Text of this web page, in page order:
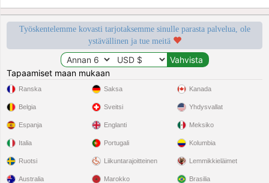
Työskentelemme kovasti tarjotaksemme sinulle parasta palvelua, ole
ystävällinen ja tue meitä
Tapaamiset maan mukaan
Ranska
Belgia
Espanja
Italia
Ruotsi
Saksa
Sveitsi
Englanti
Portugali
Liikuntarajoitteinen
Kanada
Yhdysvallat
Meksiko
Kolumbia
Lemmikkieläimet
Australia Marokko Brasilia